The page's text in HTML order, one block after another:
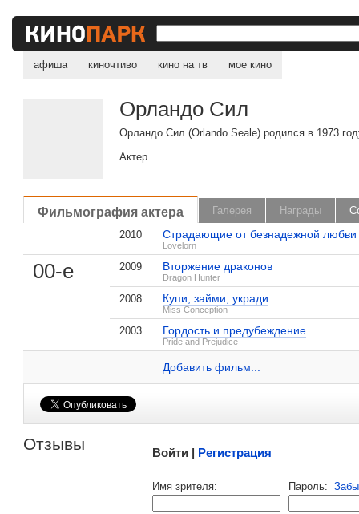
афиша киночтиво кино на тв мое кино
Орландо Сил
Орландо Сил (Orlando Seale) родился в 1973
Актер.
Фильмография актера Галерея Награды
2010
Страдающие от безнадежной любви
Lovelorn
00-е 2009 Вторжение драконов
Dragon Hunter
2008 Купи, займи, укради
Miss Conception
2003 Гордость и предубеждение
Pride and Prejudice
Добавить фильм...
Орландо Сил на IMDB.com
Отзывы
, поделитесь своим мнением
Войти | Регистрация
Имя зрителя: Пароль: